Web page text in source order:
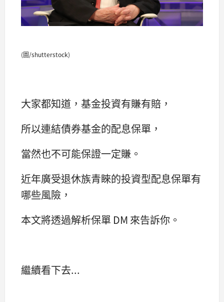
(圖/shutterstock)
大家都知道，基金投資有賺有賠，
所以連結債券基金的配息保單，
當然也不可能保證一定賺。
近年廣受退休族青睞的投資型配息保單有
哪些風險，
本文將透過解析保單 DM 來告訴你。
繼續看下去...